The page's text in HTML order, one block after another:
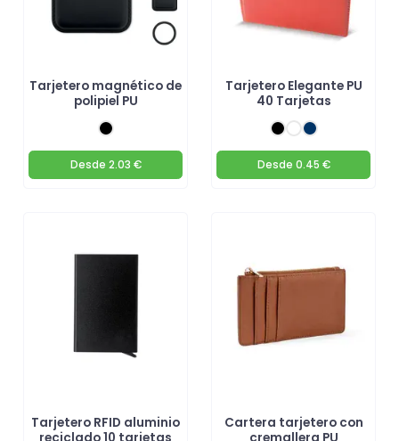
Tarjetero magnético de
polipiel PU
Desde 2.03 €
Tarjetero Elegante PU
40 Tarjetas
Desde 0.45 €
Tarjetero RFID aluminio
Cartera tarjetero con